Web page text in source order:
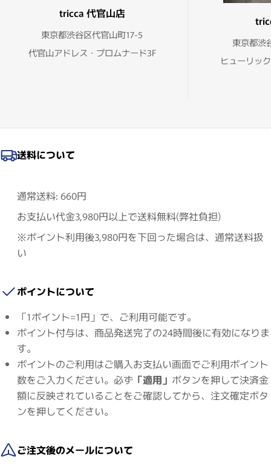
tricca 代官山店
東京都渋谷区代官山町17-5
代官山アドレス・プロムナード3F
東京都渋
ヒューリッ
送料について
通常送料: 660円
お支払い代金3,980円以上で送料無料(弊社負担)
※ポイント利用後3,980円を下回った場合は、通常送料扱
い
ポイントについて
「1ポイント=1円」で、ご利用可能です。
ポイント付与は、商品発送完了の24時間後に有効になりま
す。
ポイントのご利用はご購入お支払い画面でご利用ポイント
数をご入力ください。必ず 「適用」 ボタンを押して決済金
額に反映されていることをご確認してから、注文確定ボタ
ンを押してください。
ご注文後のメールについて